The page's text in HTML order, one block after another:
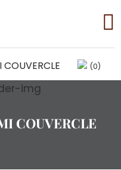
(0)
COUVERCLE